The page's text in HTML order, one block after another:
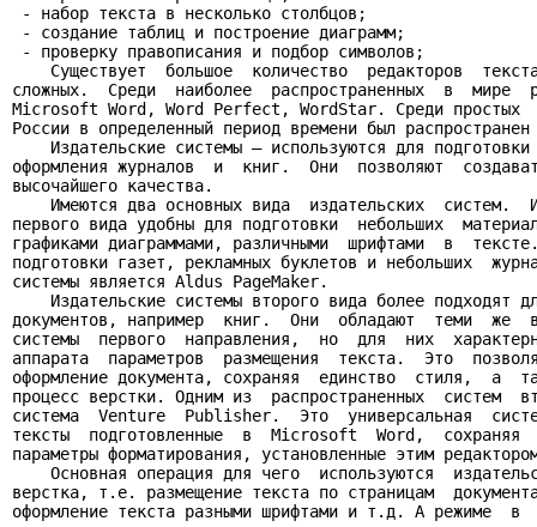
- набор текста в несколько столбцов;
- создание таблиц и построение диаграмм;
- проверку правописания и подбор символов;
Существует  большое  количество  редакторов
сложных.  Среди  наиболее  распространенных  в  мире
Microsoft Word, Word Perfect, WordStar. Среди простых
России в определенный период времени был
Издательские системы – используются для
оформления журналов  и  книг.  Они  позволяют
высочайшего качества.
Имеются два основных вида  издательских  систем.
первого вида удобны для подготовки  небольших
графиками диаграммами, различными  шрифтами  в
подготовки газет, рекламных буклетов и небольших
системы является Aldus PageMaker.
Издательские системы второго вида более подходят
документов, например  книг.  Они  обладают  теми  же
системы  первого  направления,  но  для  них
аппарата  параметров  размещения  текста.  Это
оформление документа, сохраняя  единство  стиля,  а
процесс верстки. Одним из  распространенных  систем
система  Venture  Publisher.  Это  универсальная
тексты  подготовленные  в  Microsoft  Word,  сохраняя
параметры форматирования, установленные этим
Основная операция для чего  используются
верстка, т.е. размещение текста по страницам
оформление текста разными шрифтами и т.д. А режиме  в